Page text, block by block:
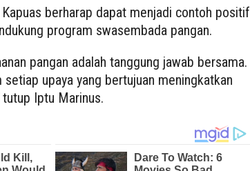
berharap dapat menjadi contoh positif
program swasembada pangan.
pangan adalah tanggung jawab bersama.
upaya yang bertujuan meningkatkan
tutup Iptu Marinus.